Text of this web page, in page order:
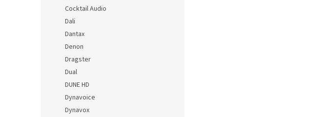
Cocktail Audio
Dali
Dantax
Denon
Dragster
Dual
DUNE HD
Dynavoice
Dynavox